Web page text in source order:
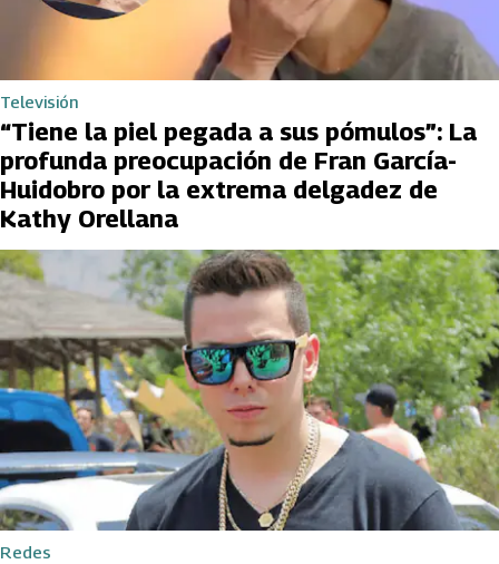
Televisión
“Tiene la piel pegada a sus pómulos”: La
profunda preocupación de Fran García-
Huidobro por la extrema delgadez de
Kathy Orellana
Redes